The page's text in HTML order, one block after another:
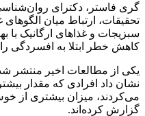
گری فاستر، دکترای
تحقیقات، ارتباط میان
سبزیجات و غذاهای ارگانیک با
کاهش خطر ابتلا به افسردگی
یکی از مطالعات اخیر منتشر
نشان داد افرادی که مقدار
می‌کردند، میزان بیشتری از
گزارش کرده‌اند.